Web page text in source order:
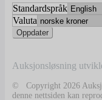
Standardspråk
Valuta
Auksjonsløsning
© Copyright 2026
denne nettsiden kan